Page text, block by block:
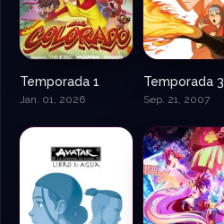
Temporada 1
Jan. 01, 2026
Temporada 3
Sep. 21, 2007